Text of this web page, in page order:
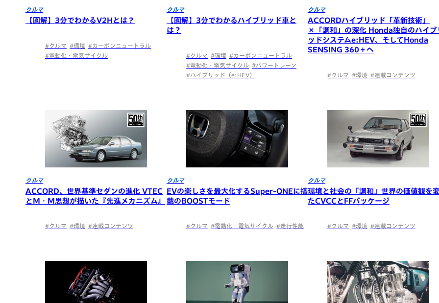
クルマ
【図解】3分でわかるV2Hとは？
#クルマ #環境 #カーボンニュートラル
#電動化・電気サイクル
クルマ
【図解】3分でわかるハイブリッド車と
は？
#クルマ #環境 #カーボンニュートラル
#電動化・電気サイクル #パワートレーン
#ハイブリッド（e:HEV）
クルマ
ACCORDハイブリッド「革新技術」
×「調和」の深化 Honda独自のハイブ
ッドシステムe:HEV、そしてHonda
SENSING 360＋へ
#クルマ #環境 #連載コンテンツ
クルマ
ACCORD、世界基準セダンの進化 VTEC
とM・M思想が描いた『先進メカニズム』
#クルマ #環境 #連載コンテンツ
クルマ
EVの楽しさを最大化するSuper-ONEに搭
載のBOOSTモード
#クルマ #電動化・電気サイクル #走行性能
クルマ
環境と社会の「調和」世界の価値観を
たCVCCとFFパッケージ
#クルマ #環境 #連載コンテンツ